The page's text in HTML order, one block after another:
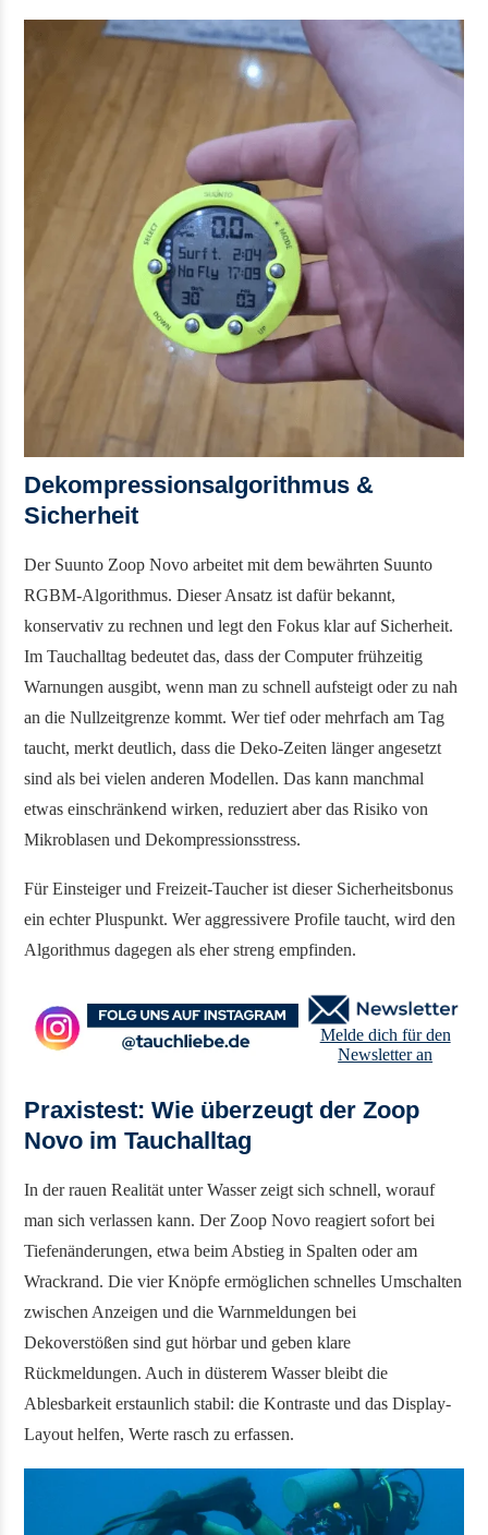
Dekompressionsalgorithmus &
Sicherheit
Der Suunto Zoop Novo arbeitet mit dem bewährten Suunto
RGBM-Algorithmus. Dieser Ansatz ist dafür bekannt,
konservativ zu rechnen und legt den Fokus klar auf Sicherheit.
Im Tauchalltag bedeutet das, dass der Computer frühzeitig
Warnungen ausgibt, wenn man zu schnell aufsteigt oder zu nah
an die Nullzeitgrenze kommt. Wer tief oder mehrfach am Tag
taucht, merkt deutlich, dass die Deko-Zeiten länger angesetzt
sind als bei vielen anderen Modellen. Das kann manchmal
etwas einschränkend wirken, reduziert aber das Risiko von
Mikroblasen und Dekompressionsstress.
Für Einsteiger und Freizeit-Taucher ist dieser Sicherheitsbonus
ein echter Pluspunkt. Wer aggressivere Profile taucht, wird den
Algorithmus dagegen als eher streng empfinden.
Melde dich für den
Newsletter an
Praxistest: Wie überzeugt der Zoop
Novo im Tauchalltag
In der rauen Realität unter Wasser zeigt sich schnell, worauf
man sich verlassen kann. Der Zoop Novo reagiert sofort bei
Tiefenänderungen, etwa beim Abstieg in Spalten oder am
Wrackrand. Die vier Knöpfe ermöglichen schnelles Umschalten
zwischen Anzeigen und die Warnmeldungen bei
Dekoverstößen sind gut hörbar und geben klare
Rückmeldungen. Auch in düsterem Wasser bleibt die
Ablesbarkeit erstaunlich stabil: die Kontraste und das Display-
Layout helfen, Werte rasch zu erfassen.